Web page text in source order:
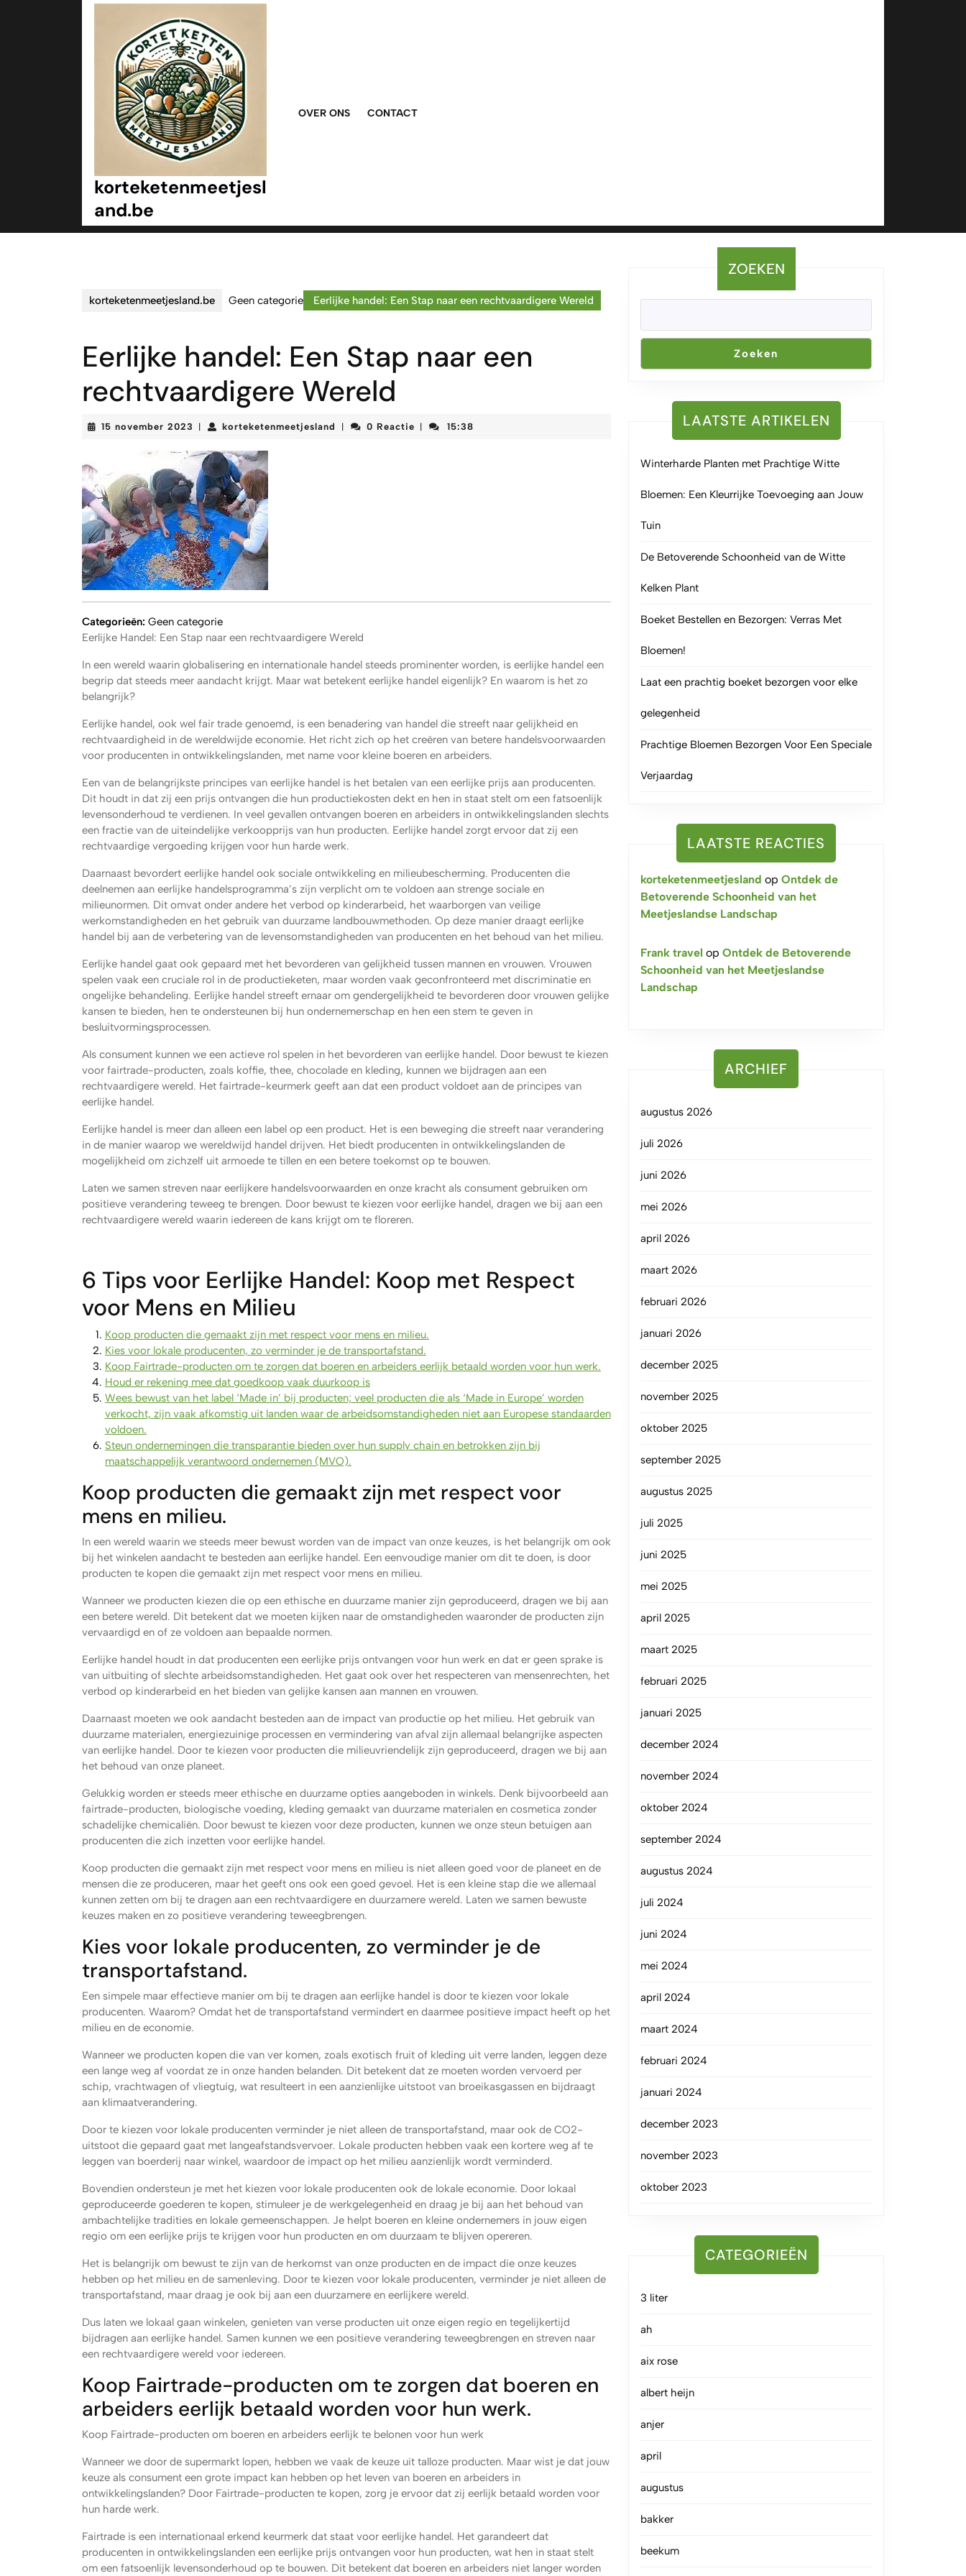
korteketenmeetjesl
and.be
OVER ONS CONTACT
korteketenmeetjesland.be Geen categorie Eerlijke handel: Een Stap naar een rechtvaardigere Wereld
Eerlijke handel: Een Stap naar een
rechtvaardigere Wereld
15 november 2023 15
2023
korteketenmeetjesland korteketenmeetjesland
0 Reactie 15:38
Categorieën: Geen categorie
Eerlijke Handel: Een Stap naar een rechtvaardigere Wereld
In een wereld waarin globalisering en internationale handel steeds prominenter worden, is eerlijke handel een
begrip dat steeds meer aandacht krijgt. Maar wat betekent eerlijke handel eigenlijk? En waarom is het zo
belangrijk?
Eerlijke handel, ook wel fair trade genoemd, is een benadering van handel die streeft naar gelijkheid en
rechtvaardigheid in de wereldwijde economie. Het richt zich op het creëren van betere handelsvoorwaarden
voor producenten in ontwikkelingslanden, met name voor kleine boeren en arbeiders.
Een van de belangrijkste principes van eerlijke handel is het betalen van een eerlijke prijs aan producenten.
Dit houdt in dat zij een prijs ontvangen die hun productiekosten dekt en hen in staat stelt om een fatsoenlijk
levensonderhoud te verdienen. In veel gevallen ontvangen boeren en arbeiders in ontwikkelingslanden slechts
een fractie van de uiteindelijke verkoopprijs van hun producten. Eerlijke handel zorgt ervoor dat zij een
rechtvaardige vergoeding krijgen voor hun harde werk.
Daarnaast bevordert eerlijke handel ook sociale ontwikkeling en milieubescherming. Producenten die
deelnemen aan eerlijke handelsprogramma’s zijn verplicht om te voldoen aan strenge sociale en
milieunormen. Dit omvat onder andere het verbod op kinderarbeid, het waarborgen van veilige
werkomstandigheden en het gebruik van duurzame landbouwmethoden. Op deze manier draagt eerlijke
handel bij aan de verbetering van de levensomstandigheden van producenten en het behoud van het milieu.
Eerlijke handel gaat ook gepaard met het bevorderen van gelijkheid tussen mannen en vrouwen. Vrouwen
spelen vaak een cruciale rol in de productieketen, maar worden vaak geconfronteerd met discriminatie en
ongelijke behandeling. Eerlijke handel streeft ernaar om gendergelijkheid te bevorderen door vrouwen gelijke
kansen te bieden, hen te ondersteunen bij hun ondernemerschap en hen een stem te geven in
besluitvormingsprocessen.
Als consument kunnen we een actieve rol spelen in het bevorderen van eerlijke handel. Door bewust te kiezen
voor fairtrade-producten, zoals koffie, thee, chocolade en kleding, kunnen we bijdragen aan een
rechtvaardigere wereld. Het fairtrade-keurmerk geeft aan dat een product voldoet aan de principes van
eerlijke handel.
Eerlijke handel is meer dan alleen een label op een product. Het is een beweging die streeft naar verandering
in de manier waarop we wereldwijd handel drijven. Het biedt producenten in ontwikkelingslanden de
mogelijkheid om zichzelf uit armoede te tillen en een betere toekomst op te bouwen.
Laten we samen streven naar eerlijkere handelsvoorwaarden en onze kracht als consument gebruiken om
positieve verandering teweeg te brengen. Door bewust te kiezen voor eerlijke handel, dragen we bij aan een
rechtvaardigere wereld waarin iedereen de kans krijgt om te floreren.
6 Tips voor Eerlijke Handel: Koop met Respect
voor Mens en Milieu
Koop producten die gemaakt zijn met respect voor mens en milieu.
Kies voor lokale producenten, zo verminder je de transportafstand.
Koop Fairtrade-producten om te zorgen dat boeren en arbeiders eerlijk betaald worden voor hun werk.
Houd er rekening mee dat goedkoop vaak duurkoop is
Wees bewust van het label ‘Made in’ bij producten; veel producten die als ‘Made in Europe’ worden
verkocht, zijn vaak afkomstig uit landen waar de arbeidsomstandigheden niet aan Europese standaarden
voldoen.
Steun ondernemingen die transparantie bieden over hun supply chain en betrokken zijn bij
maatschappelijk verantwoord ondernemen (MVO).
Koop producten die gemaakt zijn met respect voor
mens en milieu.
In een wereld waarin we steeds meer bewust worden van de impact van onze keuzes, is het belangrijk om ook
bij het winkelen aandacht te besteden aan eerlijke handel. Een eenvoudige manier om dit te doen, is door
producten te kopen die gemaakt zijn met respect voor mens en milieu.
Wanneer we producten kiezen die op een ethische en duurzame manier zijn geproduceerd, dragen we bij aan
een betere wereld. Dit betekent dat we moeten kijken naar de omstandigheden waaronder de producten zijn
vervaardigd en of ze voldoen aan bepaalde normen.
Eerlijke handel houdt in dat producenten een eerlijke prijs ontvangen voor hun werk en dat er geen sprake is
van uitbuiting of slechte arbeidsomstandigheden. Het gaat ook over het respecteren van mensenrechten, het
verbod op kinderarbeid en het bieden van gelijke kansen aan mannen en vrouwen.
Daarnaast moeten we ook aandacht besteden aan de impact van productie op het milieu. Het gebruik van
duurzame materialen, energiezuinige processen en vermindering van afval zijn allemaal belangrijke aspecten
van eerlijke handel. Door te kiezen voor producten die milieuvriendelijk zijn geproduceerd, dragen we bij aan
het behoud van onze planeet.
Gelukkig worden er steeds meer ethische en duurzame opties aangeboden in winkels. Denk bijvoorbeeld aan
fairtrade-producten, biologische voeding, kleding gemaakt van duurzame materialen en cosmetica zonder
schadelijke chemicaliën. Door bewust te kiezen voor deze producten, kunnen we onze steun betuigen aan
producenten die zich inzetten voor eerlijke handel.
Koop producten die gemaakt zijn met respect voor mens en milieu is niet alleen goed voor de planeet en de
mensen die ze produceren, maar het geeft ons ook een goed gevoel. Het is een kleine stap die we allemaal
kunnen zetten om bij te dragen aan een rechtvaardigere en duurzamere wereld. Laten we samen bewuste
keuzes maken en zo positieve verandering teweegbrengen.
Kies voor lokale producenten, zo verminder je de
transportafstand.
Een simpele maar effectieve manier om bij te dragen aan eerlijke handel is door te kiezen voor lokale
producenten. Waarom? Omdat het de transportafstand vermindert en daarmee positieve impact heeft op het
milieu en de economie.
Wanneer we producten kopen die van ver komen, zoals exotisch fruit of kleding uit verre landen, leggen deze
een lange weg af voordat ze in onze handen belanden. Dit betekent dat ze moeten worden vervoerd per
schip, vrachtwagen of vliegtuig, wat resulteert in een aanzienlijke uitstoot van broeikasgassen en bijdraagt
aan klimaatverandering.
Door te kiezen voor lokale producenten verminder je niet alleen de transportafstand, maar ook de CO2-
uitstoot die gepaard gaat met langeafstandsvervoer. Lokale producten hebben vaak een kortere weg af te
leggen van boerderij naar winkel, waardoor de impact op het milieu aanzienlijk wordt verminderd.
Bovendien ondersteun je met het kiezen voor lokale producenten ook de lokale economie. Door lokaal
geproduceerde goederen te kopen, stimuleer je de werkgelegenheid en draag je bij aan het behoud van
ambachtelijke tradities en lokale gemeenschappen. Je helpt boeren en kleine ondernemers in jouw eigen
regio om een eerlijke prijs te krijgen voor hun producten en om duurzaam te blijven opereren.
Het is belangrijk om bewust te zijn van de herkomst van onze producten en de impact die onze keuzes
hebben op het milieu en de samenleving. Door te kiezen voor lokale producenten, verminder je niet alleen de
transportafstand, maar draag je ook bij aan een duurzamere en eerlijkere wereld.
Dus laten we lokaal gaan winkelen, genieten van verse producten uit onze eigen regio en tegelijkertijd
bijdragen aan eerlijke handel. Samen kunnen we een positieve verandering teweegbrengen en streven naar
een rechtvaardigere wereld voor iedereen.
Koop Fairtrade-producten om te zorgen dat boeren en
arbeiders eerlijk betaald worden voor hun werk.
Koop Fairtrade-producten om boeren en arbeiders eerlijk te belonen voor hun werk
Wanneer we door de supermarkt lopen, hebben we vaak de keuze uit talloze producten. Maar wist je dat jouw
keuze als consument een grote impact kan hebben op het leven van boeren en arbeiders in
ontwikkelingslanden? Door Fairtrade-producten te kopen, zorg je ervoor dat zij eerlijk betaald worden voor
hun harde werk.
Fairtrade is een internationaal erkend keurmerk dat staat voor eerlijke handel. Het garandeert dat
producenten in ontwikkelingslanden een eerlijke prijs ontvangen voor hun producten, wat hen in staat stelt
om een fatsoenlijk levensonderhoud op te bouwen. Dit betekent dat boeren en arbeiders niet langer worden
ZOEKEN
Zoeken
LAATSTE ARTIKELEN
Winterharde Planten met Prachtige Witte
Bloemen: Een Kleurrijke Toevoeging aan Jouw
Tuin
De Betoverende Schoonheid van de Witte
Kelken Plant
Boeket Bestellen en Bezorgen: Verras Met
Bloemen!
Laat een prachtig boeket bezorgen voor elke
gelegenheid
Prachtige Bloemen Bezorgen Voor Een Speciale
Verjaardag
LAATSTE REACTIES
korteketenmeetjesland op Ontdek de
Betoverende Schoonheid van het
Meetjeslandse Landschap
Frank travel op Ontdek de Betoverende
Schoonheid van het Meetjeslandse
Landschap
ARCHIEF
augustus 2026
juli 2026
juni 2026
mei 2026
april 2026
maart 2026
februari 2026
januari 2026
december 2025
november 2025
oktober 2025
september 2025
augustus 2025
juli 2025
juni 2025
mei 2025
april 2025
maart 2025
februari 2025
januari 2025
december 2024
november 2024
oktober 2024
september 2024
augustus 2024
juli 2024
juni 2024
mei 2024
april 2024
maart 2024
februari 2024
januari 2024
december 2023
november 2023
oktober 2023
CATEGORIEËN
3 liter
ah
aix rose
albert heijn
anjer
april
augustus
bakker
beekum